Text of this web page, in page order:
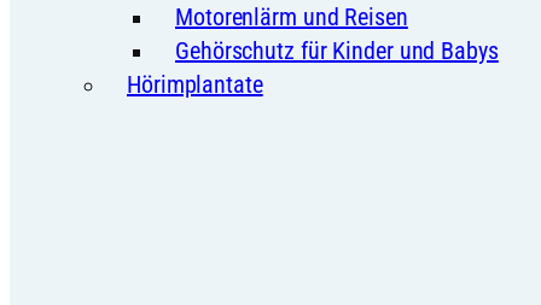
Motorenlärm und Reisen
Gehörschutz für Kinder und Babys
Hörimplantate